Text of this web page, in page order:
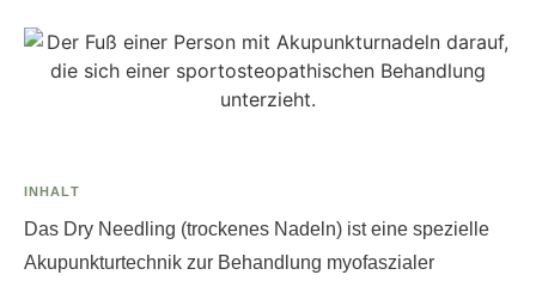
INHALT
Das Dry Needling (trockenes Nadeln) ist eine spezielle
Akupunkturtechnik zur Behandlung myofaszialer